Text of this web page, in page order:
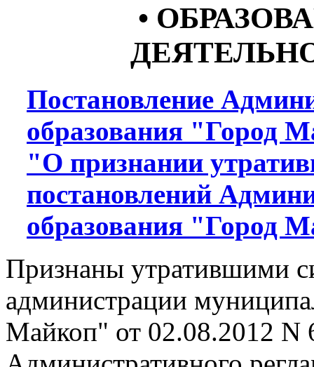
•
Постановление
образования "Город
"О признании
постановлений
образования "Город
Признаны утратившими
администрации
Майкоп" от 02.08.2012 N